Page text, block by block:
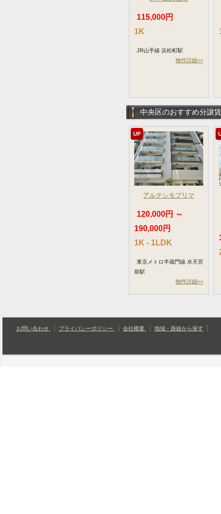
115,000円
1K
JR山手線 浜松町駅
物件詳細>>
中央区のおすすめ分譲
UP
アルテシモプリマ
120,000円 ～
190,000円
1K - 1LDK
東京メトロ半蔵門線 水天宮
前駅
物件詳細>>
お問い合わせ プライバシーポリシー 会社概要 地域・路線から探す